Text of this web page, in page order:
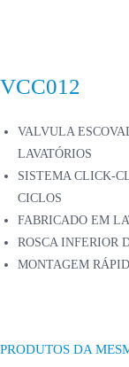
VCC012
VALVULA
LAVATÓRIOS
SISTEMA CLICK-
CICLOS
FABRICADO EM
ROSCA INFERIOR
MONTAGEM
PRODUTOS DA